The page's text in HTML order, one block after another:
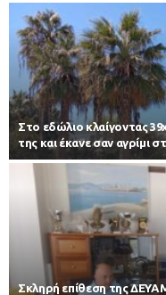
Στο εδώλιο κλαίγοντας
της και έκανε σαν αγρίμι
Σκληρή επίθεση της